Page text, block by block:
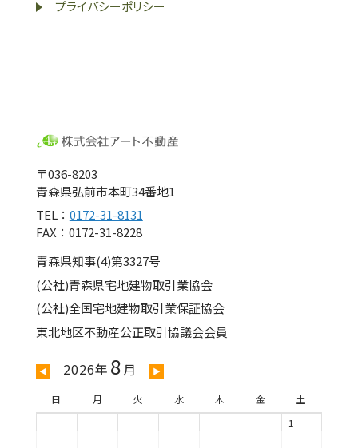
プライバシーポリシー
〒036-8203
青森県弘前市本町34番地1
TEL： 0172-31-8131
FAX：0172-31-8228
青森県知事(4)第3327号
(公社)青森県宅地建物取引業協会
(公社)全国宅地建物取引業保証協会
東北地区不動産公正取引協議会会員
◀ 2026年 8月 ▶
日 月 火 水 木 金
土
1